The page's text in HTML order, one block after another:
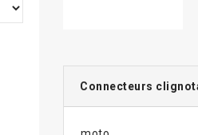
Connecteurs